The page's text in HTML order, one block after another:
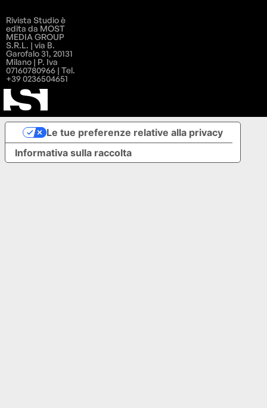
Rivista Studio è
edita da MOST
MEDIA GROUP
S.R.L. | via B.
Garofalo 31, 20131
Milano | P. Iva
07160780966 | Tel.
+39 0236504651
Informativa sulla raccolta
Le tue preferenze relative alla privacy